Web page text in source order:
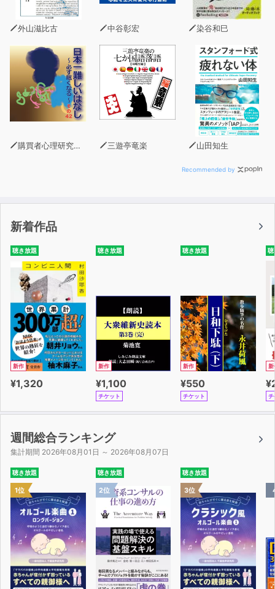
外山滋比古 中谷彰宏 染谷和巳
購買者心理研究所 株式会社モデンナ 顧問 青木幹和 三遊亭竜楽 山田知生
Recommended by
新着作品
聴き放題
新作
¥1,320
聴き放題
新作
¥1,100
チケット
聴き放題
新作
¥550
チケット
聴
新
チ
週間総合ランキング
集計期間 2026年08月01日 ～ 2026年08月07日
聴き放題
1位
聴き放題
2位
聴き放題
3位